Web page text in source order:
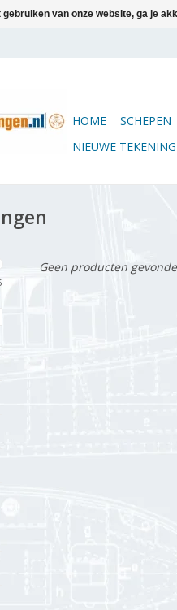
HOME SCHEPEN
NIEUWE
Geen producten
gebruiken van onze website, ga je